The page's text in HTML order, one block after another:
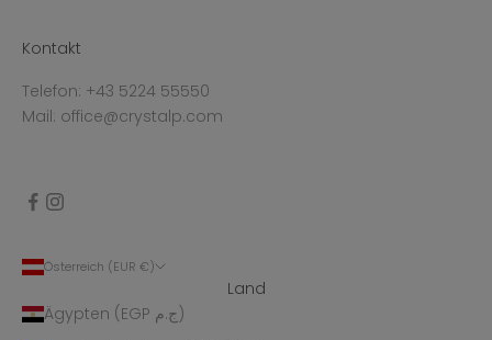
Kontakt
Telefon: +43 5224 55550
Mail: office@crystalp.com
Österreich (EUR €)
Land
Ägypten (EGP ج.م)